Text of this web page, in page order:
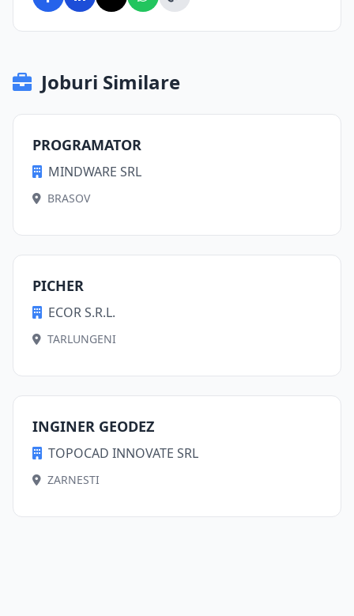
Joburi Similare
PROGRAMATOR
MINDWARE SRL
BRASOV
PICHER
ECOR S.R.L.
TARLUNGENI
INGINER GEODEZ
TOPOCAD INNOVATE SRL
ZARNESTI